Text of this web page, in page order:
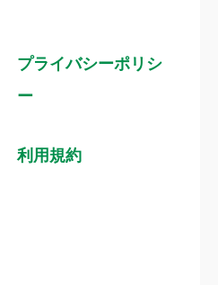
プライバシーポリシ
ー
利用規約